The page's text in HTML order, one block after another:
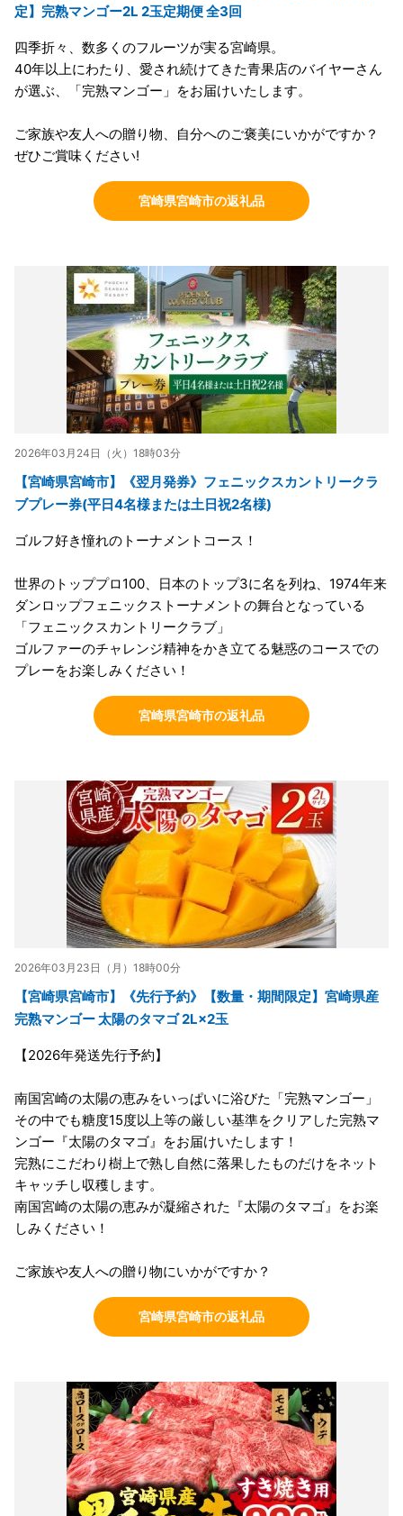
定】完熟マンゴー2L 2玉定期便 全3回
四季折々、数多くのフルーツが実る宮崎県。
40年以上にわたり、愛され続けてきた青果店のバイヤーさん
が選ぶ、「完熟マンゴー」をお届けいたします。
ご家族や友人への贈り物、自分へのご褒美にいかがですか？
ぜひご賞味ください!
宮崎県宮崎市の返礼品
2026年03月24日（火）18時03分
【宮崎県宮崎市】《翌月発券》フェニックスカントリークラ
ブプレー券(平日4名様または土日祝2名様)
ゴルフ好き憧れのトーナメントコース！
世界のトッププロ100、日本のトップ3に名を列ね、1974年来
ダンロップフェニックストーナメントの舞台となっている
「フェニックスカントリークラブ」
ゴルファーのチャレンジ精神をかき立てる魅惑のコースでの
プレーをお楽しみください！
宮崎県宮崎市の返礼品
2026年03月23日（月）18時00分
【宮崎県宮崎市】《先行予約》【数量・期間限定】宮崎県産
完熟マンゴー 太陽のタマゴ 2L×2玉
【2026年発送先行予約】
南国宮崎の太陽の恵みをいっぱいに浴びた「完熟マンゴー」
その中でも糖度15度以上等の厳しい基準をクリアした完熟マ
ンゴー『太陽のタマゴ』をお届けいたします！
完熟にこだわり樹上で熟し自然に落果したものだけをネット
キャッチし収穫します。
南国宮崎の太陽の恵みが凝縮された『太陽のタマゴ』をお楽
しみください！
ご家族や友人への贈り物にいかがですか？
宮崎県宮崎市の返礼品